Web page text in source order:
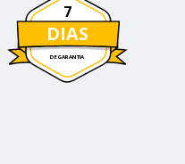
7
DIAS
DE GARANTIA